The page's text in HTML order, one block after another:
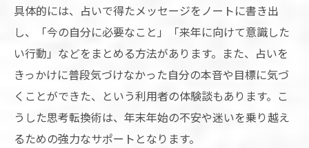
運気アップを叶える年末年始占い実践の極
意
占いで年末年始の運気変化に備えるコツ
年末年始のモチベーション維持に占いが役立つ
理由
占いで年末年始のやる気を保つポイント解
具体的には、占いで得たメッセージをノートに書き出
し、「今の自分に必要なこと」「来年に向けて意識した
い行動」などをまとめる方法があります。また、占いを
きっかけに普段気づけなかった自分の本音や目標に気づ
くことができた、という利用者の体験談もあります。こ
うした思考転換術は、年末年始の不安や迷いを乗り越え
るための強力なサポートとなります。